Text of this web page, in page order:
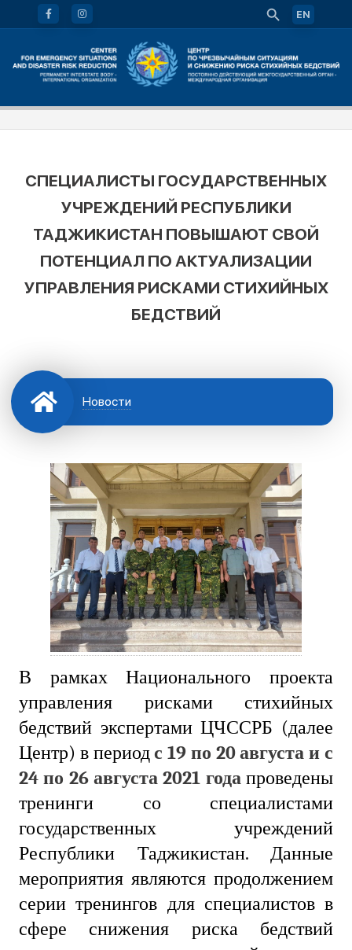
EN
СПЕЦИАЛИСТЫ ГОСУДАРСТВЕННЫХ
УЧРЕЖДЕНИЙ РЕСПУБЛИКИ
ТАДЖИКИСТАН ПОВЫШАЮТ СВОЙ
ПОТЕНЦИАЛ ПО АКТУАЛИЗАЦИИ
УПРАВЛЕНИЯ РИСКАМИ СТИХИЙНЫХ
БЕДСТВИЙ
Новости
В рамках Национального проекта
управления рисками стихийных
бедствий экспертами ЦЧССРБ (далее
Центр) в периодс 19 по 20 августа и с
24 по 26 августа 2021 годапроведены
тренинги со специалистами
государственных учреждений
Республики Таджикистан. Данные
мероприятия являются продолжением
серии тренингов для специалистов в
сфере снижения риска бедствий